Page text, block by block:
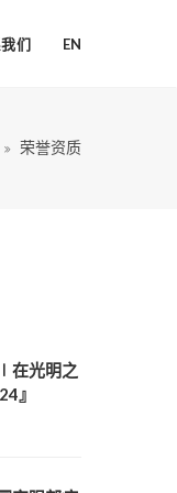
们 EN
荣誉资质
在光明之
』